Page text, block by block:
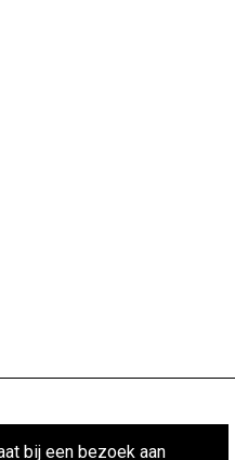
bij een bezoek aan